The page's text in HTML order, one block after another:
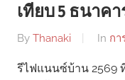
เทียบ 5 ธนาค
By Thanaki In กา
รีไฟแนนซ์บ้าน 2569